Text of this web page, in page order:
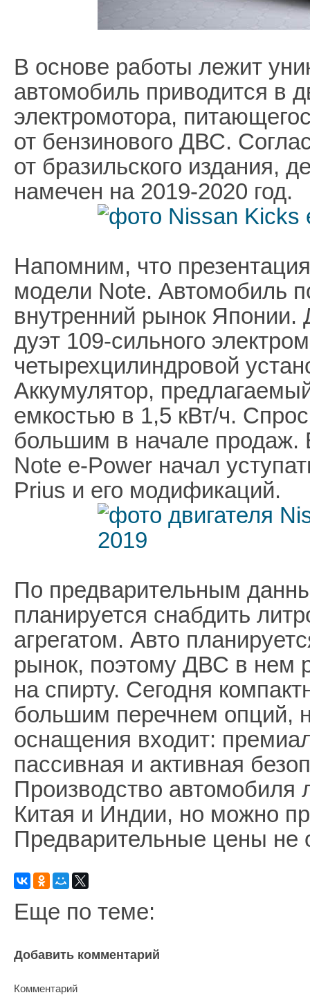
В основе работы лежит
автомобиль приводится в
электромотора,
от бензинового ДВС.
от бразильского издания,
намечен на 2019-2020 год.
Напомним, что
модели Note. Автомобиль
внутренний рынок Японии.
дуэт 109-сильного
четырехцилиндровой
Аккумулятор,
емкостью в 1,5 кВт/ч.
большим в начале продаж.
Note e-Power начал
Prius и его модификаций.
По предварительным
планируется снабдить
агрегатом. Авто
рынок, поэтому ДВС в нем
на спирту. Сегодня
большим перечнем опций,
оснащения входит:
пассивная и активная
Производство автомобиля
Китая и Индии, но можно
Предварительные цены не
Еще по теме:
Добавить комментарий
Комментарий